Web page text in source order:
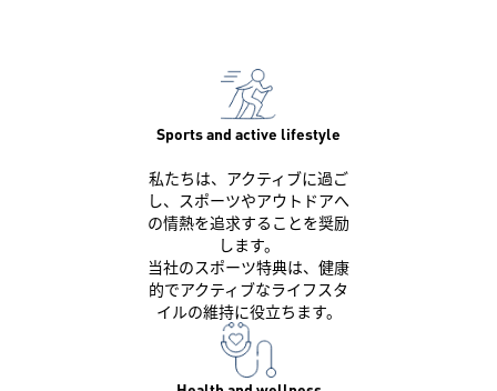
Sports and active lifestyle
私たちは、アクティブに過ご
し、スポーツやアウトドアへ
の情熱を追求することを奨励
します。
当社のスポーツ特典は、健康
的でアクティブなライフスタ
イルの維持に役立ちます。